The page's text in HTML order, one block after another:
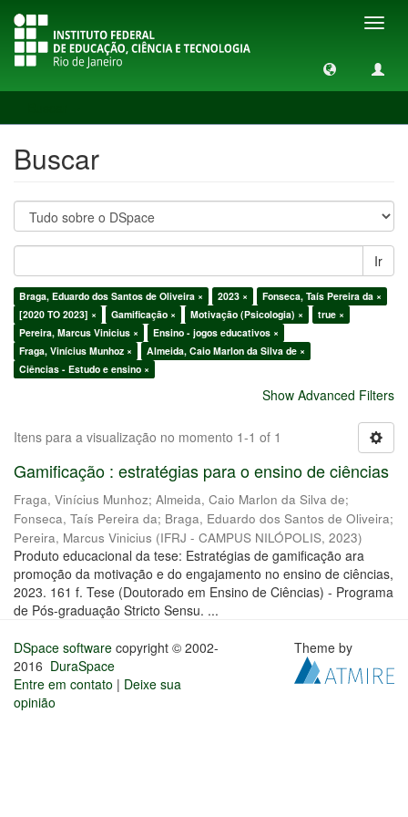
Buscar
Ir
Braga, Eduardo dos Santos de Oliveira × 2023 ×
Fonseca, Taís Pereira da ×
[2020 TO 2023] ×
Gamificação × Motivação (Psicologia) ×
true ×
Pereira, Marcus Vinicius ×
Ensino - jogos educativos ×
Fraga, Vinícius Munhoz ×
Almeida, Caio Marlon da Silva de ×
Ciências - Estudo e ensino ×
Show Advanced Filters
Itens para a visualização no momento 1-1 of 1
Gamificação : estratégias para o ensino de ciências
Fraga, Vinícius Munhoz; Almeida, Caio Marlon da Silva de;
Fonseca, Taís Pereira da; Braga, Eduardo dos Santos de Oliveira;
Pereira, Marcus Vinicius (IFRJ - CAMPUS NILÓPOLIS, 2023)
Produto educacional da tese: Estratégias de gamificação ara
promoção da motivação e do engajamento no ensino de ciências,
2023. 161 f. Tese (Doutorado em Ensino de Ciências) - Programa
de Pós-graduação Stricto Sensu. ...
DSpace software copyright © 2002-
2016 DuraSpace
Entre em contato | Deixe sua
opinião
Theme by